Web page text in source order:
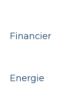
Financier
Energie